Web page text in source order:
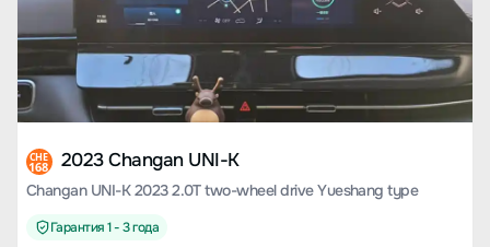
CHE
168 2023 Changan UNI-K
Changan UNI-K 2023 2.0T two-wheel drive Yueshang type
Гарантия 1 - 3 года